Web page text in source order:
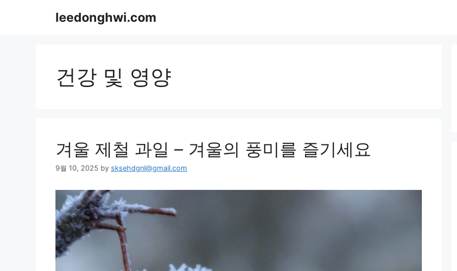
leedonghwi.com
건강 및 영양
겨울 제철 과일 – 겨울의 풍미를 즐기세요
9월 10, 2025 by sksehdgnl@gmail.com